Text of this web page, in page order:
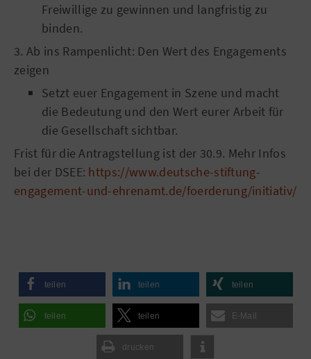
Freiwillige zu gewinnen und langfristig zu
binden.
3. Ab ins Rampenlicht: Den Wert des Engagements
zeigen
Setzt euer Engagement in Szene und macht
die Bedeutung und den Wert eurer Arbeit für
die Gesellschaft sichtbar.
Frist für die Antragstellung ist der 30.9. Mehr Infos
bei der DSEE: https://www.deutsche-stiftung-
engagement-und-ehrenamt.de/foerderung/initiativ/
teilen teilen teilen
teilen teilen E-Mail
drucken